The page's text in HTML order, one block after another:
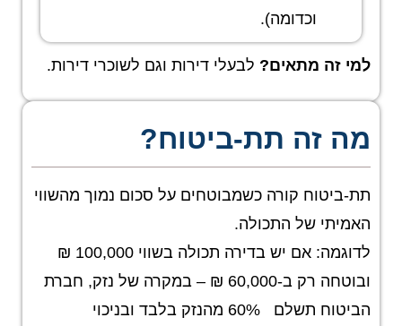
וכדומה).
למי זה מתאים? לבעלי דירות וגם לשוכרי דירות.
מה זה תת-ביטוח?
תת-ביטוח קורה כשמבוטחים על סכום נמוך מהשווי
האמיתי של התכולה.
לדוגמה: אם יש בדירה תכולה בשווי 100,000 ₪
ובוטחה רק ב-60,000 ₪ – במקרה של נזק, חברת
הביטוח תשלם 60% מהנזק בלבד ובניכוי